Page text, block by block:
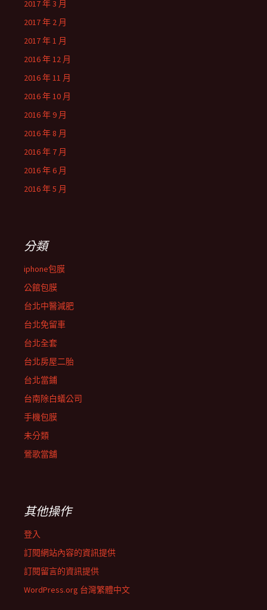
2017 年 3 月
2017 年 2 月
2017 年 1 月
2016 年 12 月
2016 年 11 月
2016 年 10 月
2016 年 9 月
2016 年 8 月
2016 年 7 月
2016 年 6 月
2016 年 5 月
分類
iphone包膜
公館包膜
台北中醫減肥
台北免留車
台北全套
台北房屋二胎
台北當鋪
台南除白蟻公司
手機包膜
未分類
鶯歌當舖
其他操作
登入
訂閱網站內容的資訊提供
訂閱留言的資訊提供
WordPress.org 台灣繁體中文